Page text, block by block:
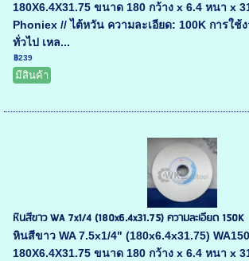
180X6.4X31.75 ขนาด 180 กว้าง x 6.4 หนา x
Phoniex // ไต้หวัน ความละเอียด: 100K การใช้
ทั่วไป เหล...
฿239
มีสินค้า
หินสีขาว WA 7x1/4 (180x6.4x31.75) ความละเอียด 150K
หินสีขาว WA 7.5x1/4" (180x6.4x31.75)
180X6.4X31.75 ขนาด 180 กว้าง x 6.4 หนา x